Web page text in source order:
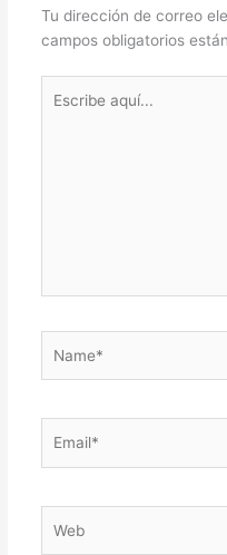
Tu dirección de correo
campos obligatorios
aquí...